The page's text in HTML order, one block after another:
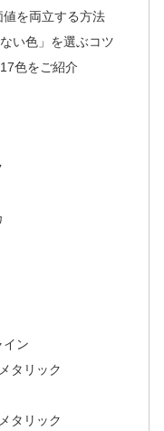
を両立する方法
い色」を選ぶコツ
色をご紹介
イン
タリック
タリック